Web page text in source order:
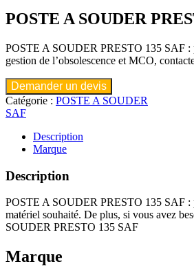
POSTE A SOUDER
POSTE A SOUDER PRESTO 135 SAF :
gestion de l’obsolescence et MCO,
Demander un devis
Catégorie : POSTE A SOUDER
SAF
Description
Marque
Description
POSTE A SOUDER PRESTO 135 SAF :
matériel souhaité. De plus, si vous avez
SOUDER PRESTO 135 SAF
Marque